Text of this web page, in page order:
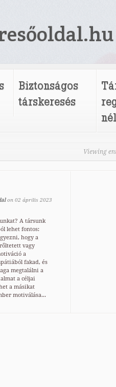
Biztonságos
társkeresés
Viewing
on 02 április 2023
A társunk
lehet fontos:
hogy a
vagy
a
fakad, és
megtalálni a
a céljai
a másikat
motiválása...